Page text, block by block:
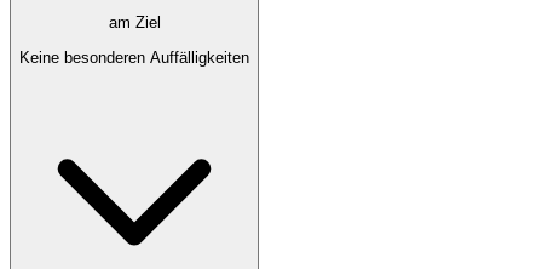
am Ziel
Keine besonderen Auffälligkeiten